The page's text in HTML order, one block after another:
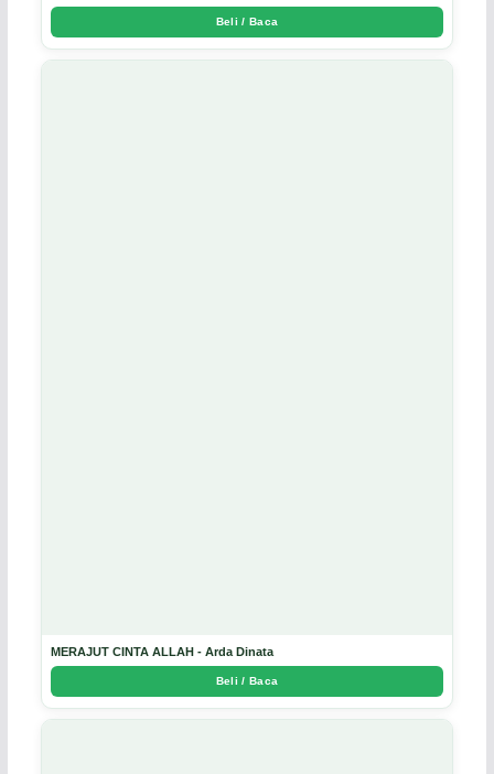
Beli / Baca
MERAJUT CINTA ALLAH - Arda Dinata
Beli / Baca